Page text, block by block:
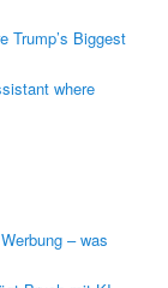
Biggest
where
– was